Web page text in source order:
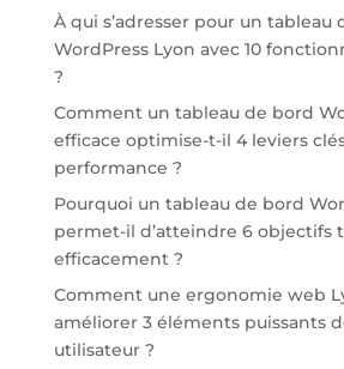
À qui s’adresser pour un tableau
WordPress Lyon avec 10
?
Comment un tableau de bord
efficace optimise-t-il 4 leviers
performance ?
Pourquoi un tableau de bord
permet-il d’atteindre 6 objectifs
efficacement ?
Comment une ergonomie web
améliorer 3 éléments puissants
utilisateur ?